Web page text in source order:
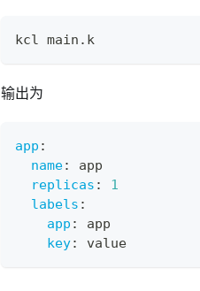
kcl main.k
输出为
app :
name:
app
replicas :
1
labels :
app :
app
key: value